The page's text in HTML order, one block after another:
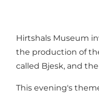
Hirtshals Museum
the production of
called Bjesk, and
This evening's